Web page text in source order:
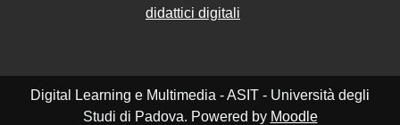
didattici digitali
Digital Learning e Multimedia - ASIT - Università degli
Studi di Padova. Powered by Moodle